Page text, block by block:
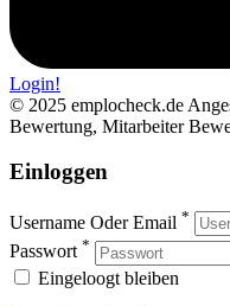
Login!
© 2025 emplocheck.de
Bewertung, Mitarbeiter
Einloggen
Username Oder Email *
Passwort *
Eingeloogt bleiben